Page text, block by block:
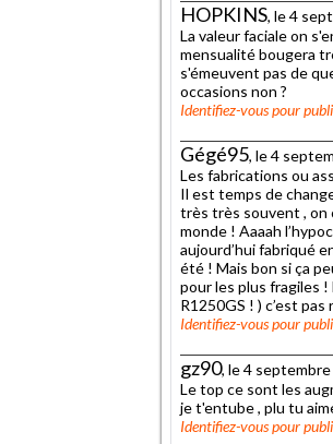
HOPKINS, le 4
La valeur faciale on
mensualité bougera
s'émeuvent pas de
occasions non ?
Identifiez-vouspour
Gégé95, le 4
Les fabrications ou
Il est temps de
très très souvent , on
monde ! Aaaah
aujourd’hui fabriqué
été ! Mais bon si ça
pour les plus fragiles
R1250GS ! ) c’est
Identifiez-vouspour
gz90, le 4
Le top ce sont les
je t'entube , plu tu
Identifiez-vouspour